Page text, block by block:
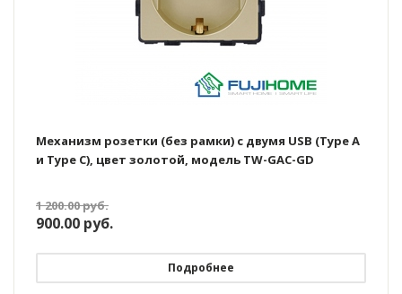
Механизм розетки (без рамки) с двумя USB (Type A
и Type C), цвет золотой, модель TW-GAC-GD
1 200.00руб.
900.00 руб.
Подробнее